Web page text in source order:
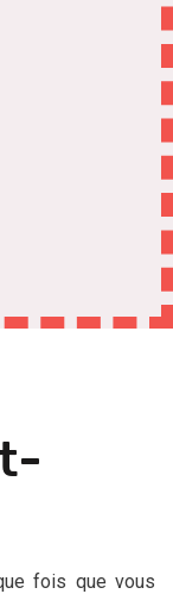
fois que vous